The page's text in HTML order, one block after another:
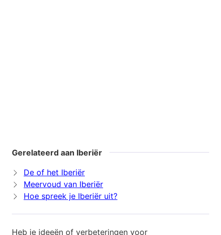
Gerelateerd aan Iberiër
De of het Iberiër
Meervoud van Iberiër
Hoe spreek je Iberiër uit?
Heb je ideeën of verbeteringen voor